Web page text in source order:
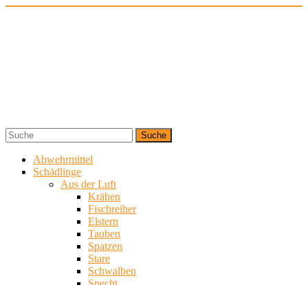
Skip
DerVertreiber.de
Schädlinge
vertreiben!
Suche
Abwehrmittel
Schädlinge
Aus der Luft
Krähen
Fischreiher
Elstern
Tauben
Spatzen
Stare
Schwalben